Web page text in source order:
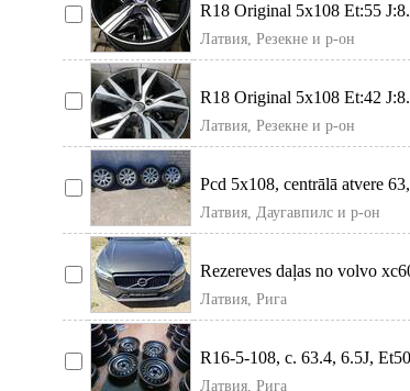
R18 Original 5x108 Et:55
Diametra:63.4mm
Латвия, Резекне и р-он
R18 Original 5x108 Et:42
Diametra:63.4mm
Латвия, Резекне и р-он
Pcd 5x108, centrālā atvere
kopā ar ziemas riepām 225/50
Латвия, Даугавпилс и р-он
Rezereves daļas no volvo
aut. Jelgavas nov. , jaunp
Латвия, Рига
R16-5-108, c. 63.4, 6.5J,
Tirgo arī pa vienam.
Латвия, Рига